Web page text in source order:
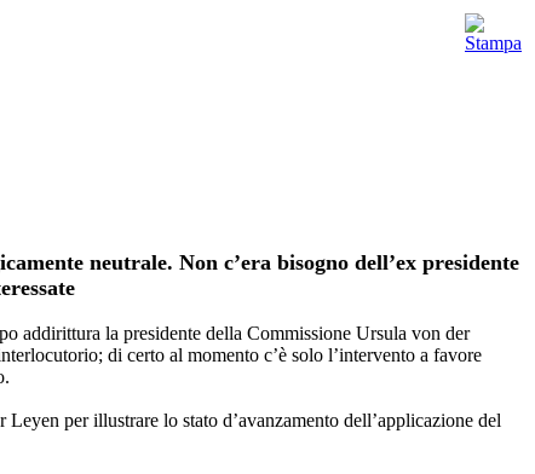
neutrale. Non c’era bisogno dell’ex presidente
addirittura la presidente della Commissione Ursula von der
di certo al momento c’è solo l’intervento a favore
per illustrare lo stato d’avanzamento dell’applicazione del